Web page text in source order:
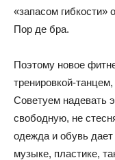
«запасом гибкости»
Пор де бра.
Поэтому новое
тренировкой-
Советуем надевать
свободную, не
одежда и обувь
музыке, пластике,